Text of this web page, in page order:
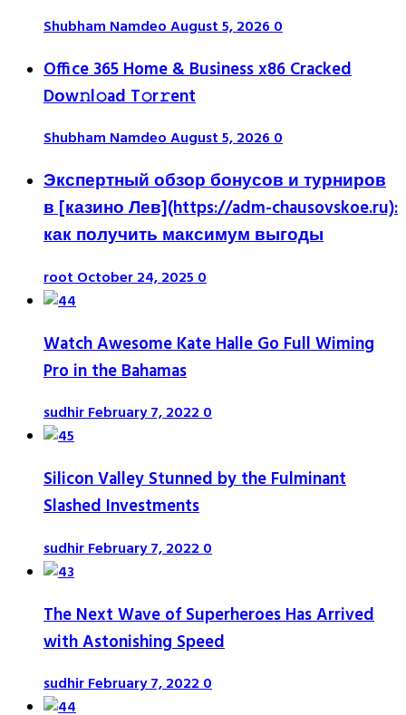
Shubham NamdeoAugust 5, 20260
Office 365 Home & Business x86 Cracked
Dоw𝚗l𝚘ad T𝚘r𝚛ent
Shubham NamdeoAugust 5, 20260
Экспертный обзор бонусов и турниров
в [казино Лев](https://adm-chausovskoe.ru):
как получить максимум выгоды
rootOctober 24, 20250
Watch Awesome Kate Halle Go Full Wiming
Pro in the Bahamas
sudhirFebruary 7, 20220
Silicon Valley Stunned by the Fulminant
Slashed Investments
sudhirFebruary 7, 20220
The Next Wave of Superheroes Has Arrived
with Astonishing Speed
sudhirFebruary 7, 20220